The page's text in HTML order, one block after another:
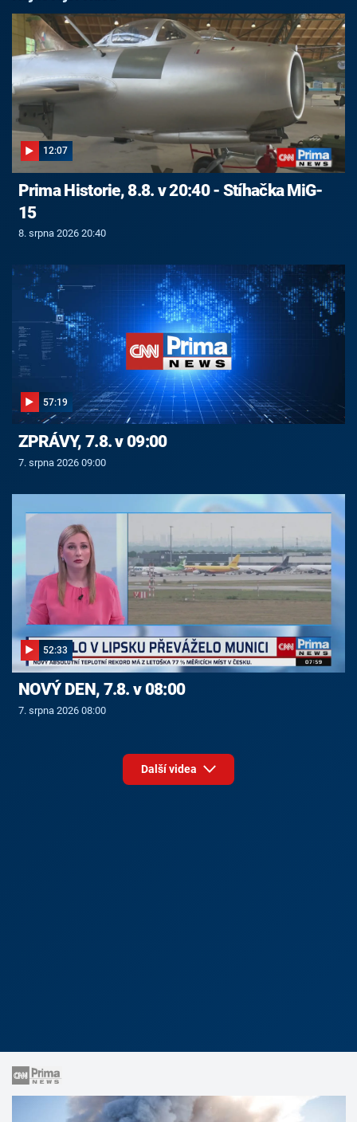
12:07
Prima Historie, 8.8. v 20:40 - Stíhačka MiG-
15
8. srpna 2026 20:40
57:19
ZPRÁVY, 7.8. v 09:00
7. srpna 2026 09:00
52:33
NOVÝ DEN, 7.8. v 08:00
7. srpna 2026 08:00
Další videa